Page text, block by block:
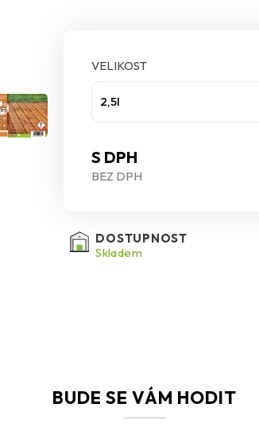
Dopřejte svému dřevu
VELIKOST
2,5l
S DPH
BEZ DPH
DOSTUPNOST
Skladem
BUDE SE VÁM HODIT